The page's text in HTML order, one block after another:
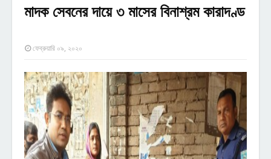
মাদক সেবনের দায়ে ৩ মাসের বিনাশ্রম কারাদণ্ড
ফেব্রুয়ারি ০৯, ২০২০